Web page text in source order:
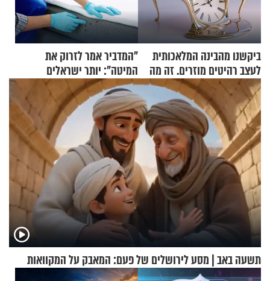
ביקשנו מהבינה המלאכותית
לעצב רהיטים מוזרים. זה מה
שיצא
"המדביר אמר לזרוק את
המיטה": יותר ישראלים
מדווחים על מכת פשפשי
המיטה
תשעה באב | מסע לירושלים של פעם: המאבק על המקוואות